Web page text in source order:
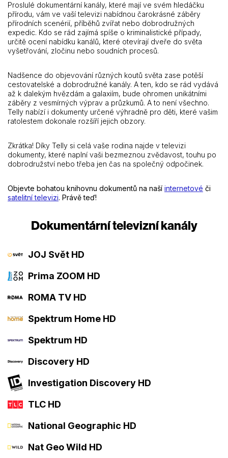
Proslulé dokumentární kanály, které mají ve svém hledáčku
přírodu, vám ve vaší televizi nabídnou čarokrásné záběry
přírodních scenérií, příběhů zvířat nebo dobrodružných
expedic. Kdo se rád zajímá spíše o kriminalistické případy,
určitě ocení nabídku kanálů, které otevírají dveře do světa
vyšetřování, zločinu nebo soudních procesů.
Nadšence do objevování různých koutů světa zase potěší
cestovatelské a dobrodružné kanály. A ten, kdo se rád vydává
až k dalekým hvězdám a galaxiím, bude ohromen unikátními
záběry z vesmírných výprav a průzkumů. A to není všechno.
Telly nabízí i dokumenty určené výhradně pro děti, které vašim
ratolestem dokonale rozšíří jejich obzory.
Zkrátka! Díky Telly si celá vaše rodina najde v televizi
dokumenty, které naplní vaši bezmeznou zvědavost, touhu po
dobrodružství nebo třeba jen čas na společný odpočinek.
Objevte bohatou knihovnu dokumentů na naší internetové či
satelitní televizi. Právě teď!
Dokumentární televizní kanály
JOJ Svět HD
Prima ZOOM HD
ROMA TV HD
Spektrum Home HD
Spektrum HD
Discovery HD
Investigation Discovery HD
TLC HD
National Geographic HD
Nat Geo Wild HD